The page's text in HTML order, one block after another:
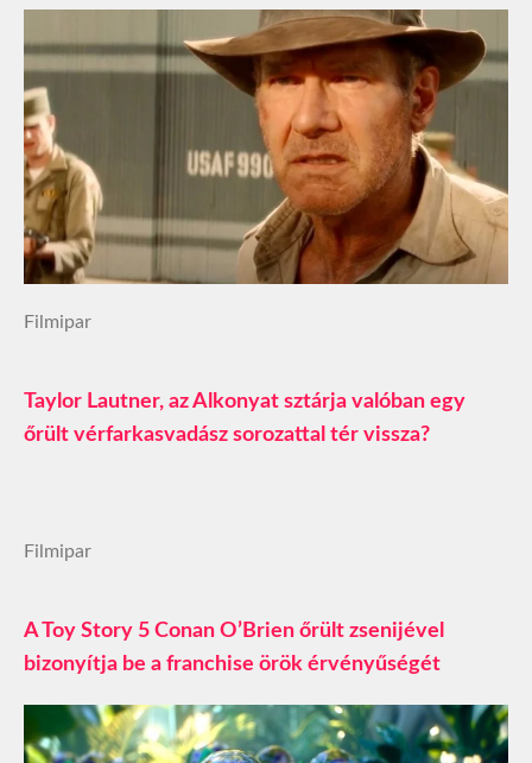
Filmipar
Taylor Lautner, az Alkonyat sztárja valóban egy
őrült vérfarkasvadász sorozattal tér vissza?
Filmipar
A Toy Story 5 Conan O’Brien őrült zsenijével
bizonyítja be a franchise örök érvényűségét